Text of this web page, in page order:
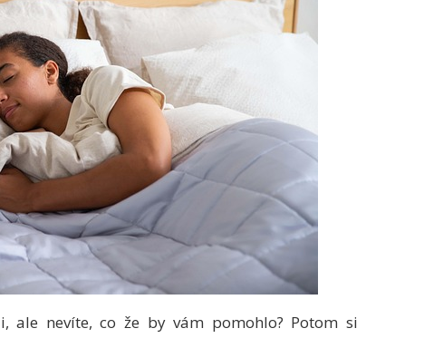
ale nevíte, co že by vám pomohlo? Potom si